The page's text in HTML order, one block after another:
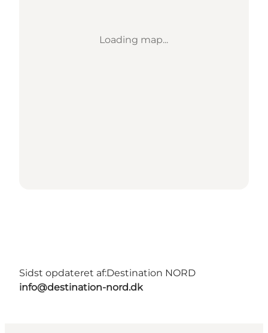
Loading map...
Sidst opdateret af:Destination NORD
info@destination-nord.dk